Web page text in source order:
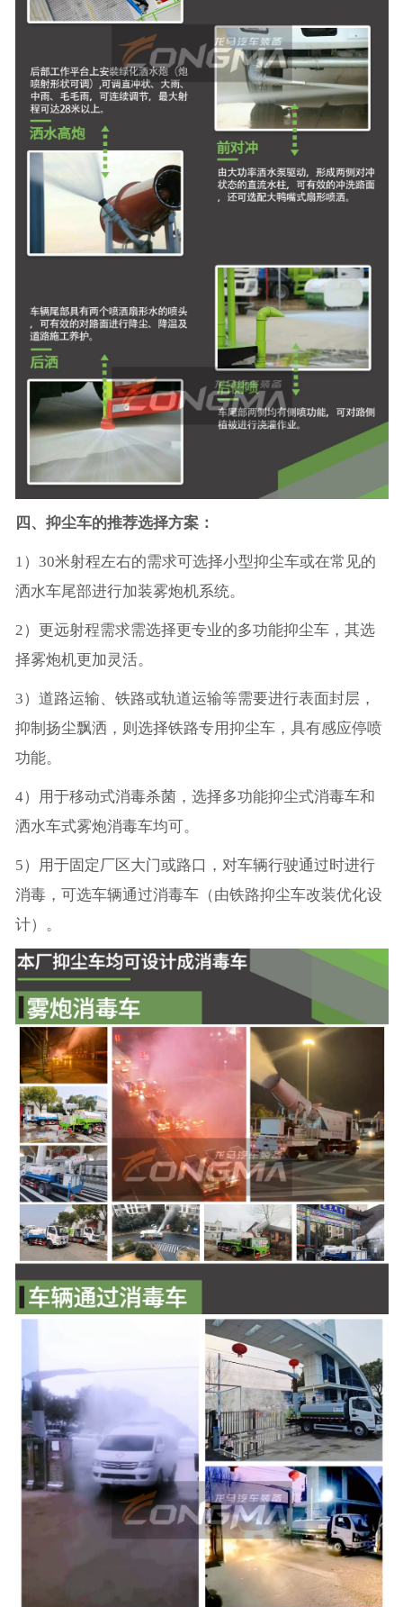
四、抑尘车的推荐选择方案：
1）30米射程左右的需求可选择小型抑尘车或在常见的
洒水车尾部进行加装雾炮机系统。
2）更远射程需求需选择更专业的多功能抑尘车，其选
择雾炮机更加灵活。
3）道路运输、铁路或轨道运输等需要进行表面封层，
抑制扬尘飘洒，则选择铁路专用抑尘车，具有感应停喷
功能。
4）用于移动式消毒杀菌，选择多功能抑尘式消毒车和
洒水车式雾炮消毒车均可。
5）用于固定厂区大门或路口，对车辆行驶通过时进行
消毒，可选车辆通过消毒车（由铁路抑尘车改装优化设
计）。